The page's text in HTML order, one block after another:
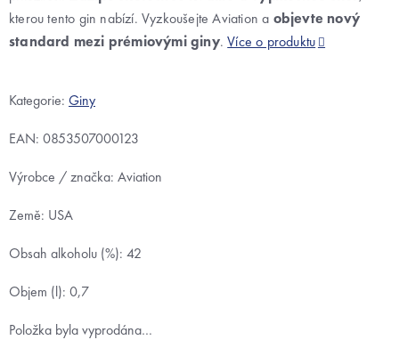
Kategorie: Giny
EAN: 0853507000123
Výrobce / značka: Aviation
Země: USA
Obsah alkoholu (%): 42
Objem (l): 0,7
Položka byla vyprodána…
kterou tento gin nabízí. Vyzkoušejte Aviation a objevte nový
standard mezi prémiovými giny. Více o produktu